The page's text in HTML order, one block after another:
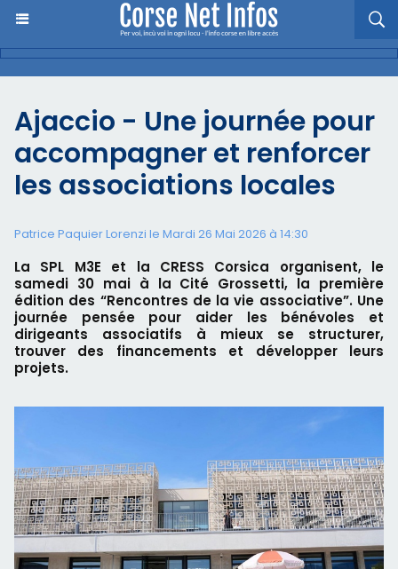
Ajaccio - Une journée pour
accompagner et renforcer
les associations locales
Patrice Paquier Lorenzi le Mardi 26 Mai 2026 à 14:30
La SPL M3E et la CRESS Corsica organisent, le
samedi 30 mai à la Cité Grossetti, la première
édition des “Rencontres de la vie associative”. Une
journée pensée pour aider les bénévoles et
dirigeants associatifs à mieux se structurer,
trouver des financements et développer leurs
projets.